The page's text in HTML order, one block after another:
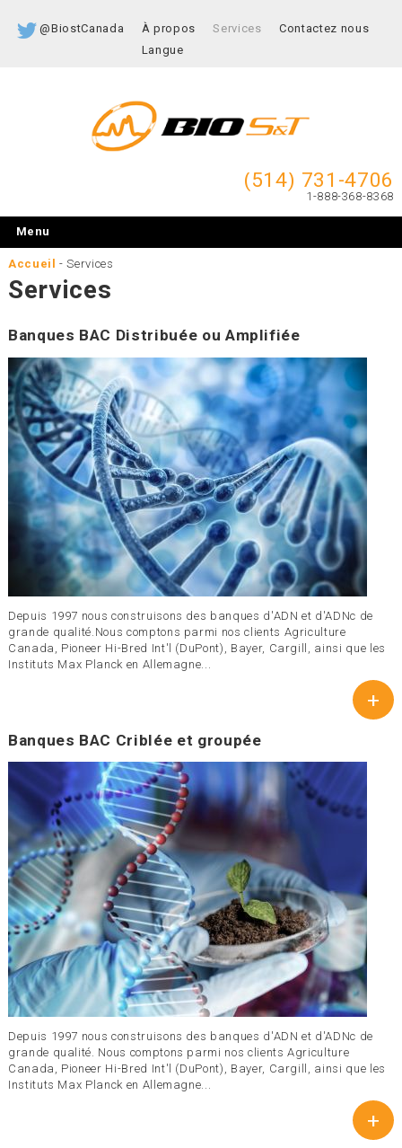
@BiostCanada À propos Services
Contactez nous
Langue
(514) 731-4706
1-888-368-8368
Menu
Accueil - Services
Services
Banques BAC Distribuée ou Amplifiée
Depuis 1997 nous construisons des banques d'ADN et d'ADNc de
grande qualité.Nous comptons parmi nos clients Agriculture
Canada, Pioneer Hi-Bred Int'l (DuPont), Bayer, Cargill, ainsi que les
Instituts Max Planck en Allemagne...
+
Banques BAC Criblée et groupée
Depuis 1997 nous construisons des banques d'ADN et d'ADNc de
grande qualité. Nous comptons parmi nos clients Agriculture
Canada, Pioneer Hi-Bred Int'l (DuPont), Bayer, Cargill, ainsi que les
Instituts Max Planck en Allemagne...
+